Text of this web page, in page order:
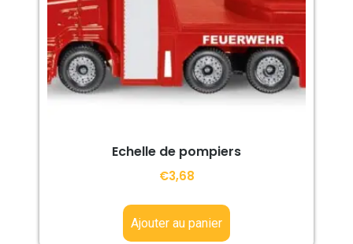
Echelle de pompiers
€3,68
Ajouter au panier